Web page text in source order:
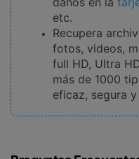
etc.
Recupera
fotos, videos,
full HD, Ultra
más de 1000
eficaz, segura